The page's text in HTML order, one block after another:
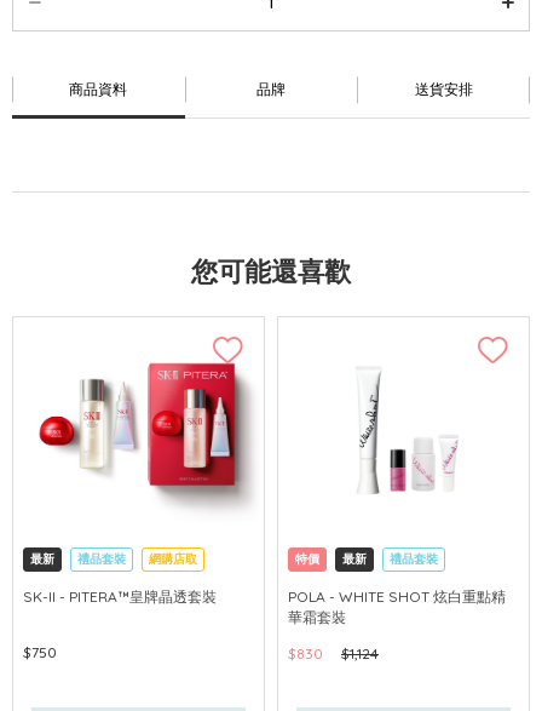
商品資料 品牌 送貨安排
您可能還喜歡
最新 禮品套裝 網購店取
可中國內地配送
SK-II - PITERA™皇牌晶透套裝
$750
特價 最新 禮品套裝
網購店取 可中國內地配送
POLA - WHITE SHOT 炫白重點精
華霜套裝
$830
$1,124